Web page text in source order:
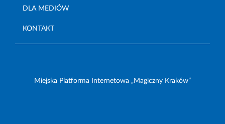
DLA MEDIÓW
KONTAKT
Miejska Platforma Internetowa „Magiczny Kraków”